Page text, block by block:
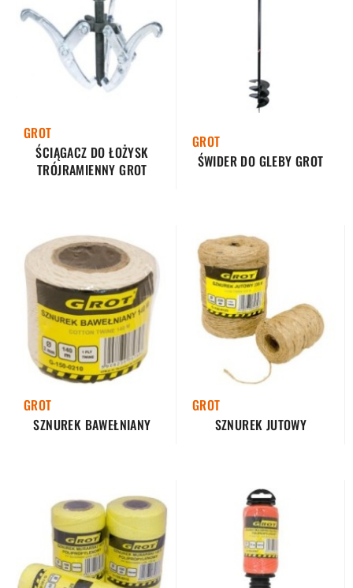
GROT
ŚCIĄGACZ DO ŁOŻYSK
TRÓJRAMIENNY GROT
GROT
ŚWIDER DO GLEBY GROT
GROT
SZNUREK BAWEŁNIANY
GROT
SZNUREK JUTOWY